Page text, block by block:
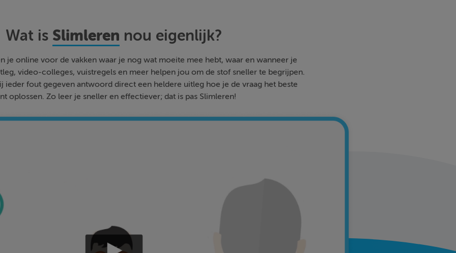
Wat is Slimleren nou eigenlijk?
je online voor de vakken waar je nog wat moeite mee hebt, waar en wanneer je
video-colleges, vuistregels en meer helpen jou om de stof sneller te begrijpen.
ieder fout gegeven antwoord direct een heldere uitleg hoe je de vraag het beste
oplossen. Zo leer je sneller en effectiever; dat is pas Slimleren!